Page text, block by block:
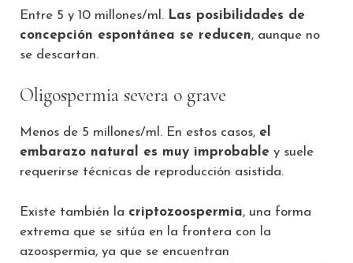
Entre 5 y 10 millones/ml. Las posibilidades de
concepción espontánea se reducen, aunque no
se descartan.
Oligospermia severa o grave
Menos de 5 millones/ml. En estos casos, el
embarazo natural es muy improbable y suele
requerirse técnicas de reproducción asistida.
Existe también la criptozoospermia, una forma
extrema que se sitúa en la frontera con la
azoospermia, ya que se encuentran